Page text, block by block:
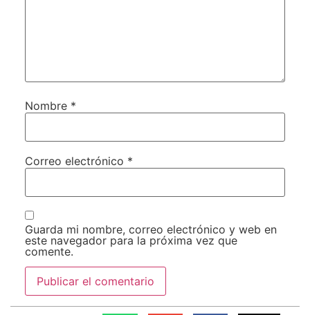
Nombre *
Correo electrónico *
Guarda mi nombre, correo electrónico y web en
este navegador para la próxima vez que
comente.